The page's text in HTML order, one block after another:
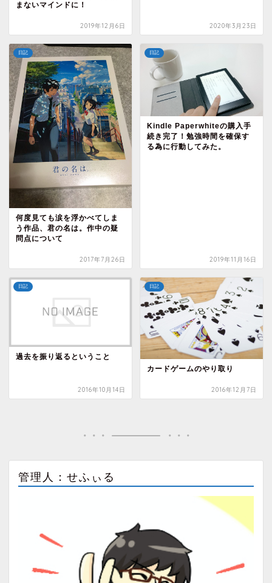
まないマインドに！
2019年12月6日 2020年3月23日
日記
何度見ても涙を浮かべてしま
う作品、君の名は。作中の疑
問点について
2017年7月26日
日記
Kindle Paperwhiteの購入手
続き完了！勉強時間を確保す
る為に行動してみた。
2019年11月16日
日記
過去を振り返るということ
2016年10月14日
日記
カードゲームのやり取り
2016年12月7日
管理人：せふぃる